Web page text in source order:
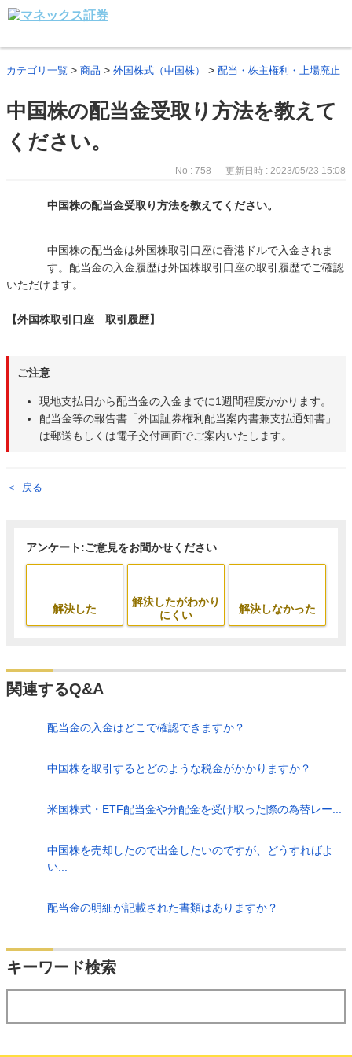
カテゴリ一覧 > 商品 > 外国株式（中国株） > 配当・株主権利・上場廃止
中国株の配当金受取り方法を教えて
ください。
No : 758 更新日時 : 2023/05/23 15:08
中国株の配当金受取り方法を教えてください。
中国株の配当金は外国株取引口座に香港ドルで入金されま
す。配当金の入金履歴は外国株取引口座の取引履歴でご確認
いただけます。
【外国株取引口座 取引履歴】
ご注意
現地支払日から配当金の入金までに1週間程度かかります。
配当金等の報告書「外国証券権利配当案内書兼支払通知書」
は郵送もしくは電子交付画面でご案内いたします。
戻る
アンケート:ご意見をお聞かせください
解決した
解決したがわかり
にくい
解決しなかった
関連するQ&A
配当金の入金はどこで確認できますか？
中国株を取引するとどのような税金がかかりますか？
米国株式・ETF配当金や分配金を受け取った際の為替レー...
中国株を売却したので出金したいのですが、どうすればよ
い...
配当金の明細が記載された書類はありますか？
キーワード検索